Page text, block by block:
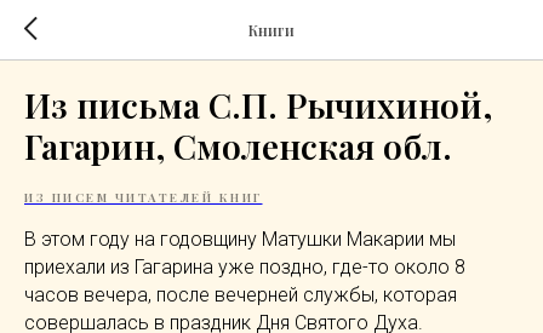
Книги
Из письма С.П. Рычихиной,
Гагарин, Смоленская обл.
ИЗ ПИСЕМ ЧИТАТЕЛЕЙ КНИГ
В этом году на годовщину Матушки Макарии мы
приехали из Гагарина уже поздно, где-то около 8
часов вечера, после вечерней службы, которая
совершалась в праздник Дня Святого Духа.